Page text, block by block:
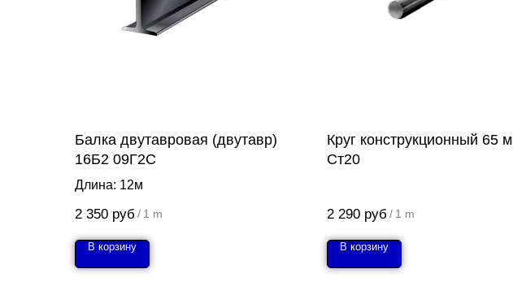
Балка двутавровая (двутавр)
16Б2 09Г2С
Длина: 12м
2 350 руб / 1 m
В корзину
Круг конструкционный 65
Ст20
2 290 руб / 1 m
В корзину